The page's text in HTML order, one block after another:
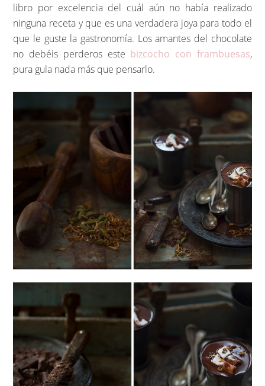
libro por excelencia del cuál aún no había realizado
ninguna receta y que es una verdadera joya para todo el
que le guste la gastronomía. Los amantes del chocolate
no debéis perderos este bizcocho con frambuesas,
pura gula nada más que pensarlo.